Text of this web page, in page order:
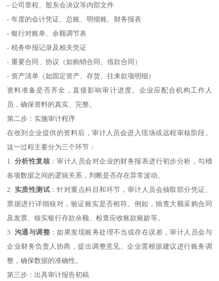
- 公司章程、股东会决议等内部文件
- 年度的会计凭证、总账、明细账、财务报表
- 银行对账单、余额调节表
- 税务申报记录及相关凭证
- 重要合同、协议（如购销合同、借款合同）
- 资产清单（如固定资产、存货、往来款项明细）
资料准备是否齐全，直接影响审计进度。企业应配合机构工作人
员，确保资料的真实、完整。
第二步：实施审计程序
在收到企业提供的资料后，审计人员会进入现场或远程审核阶段。
这一过程主要分为三个环节：
1. 分析性复核 ：审计人员会对企业的财务报表进行初步分析，勾稽
各项数据之间的逻辑关系，判断是否存在异常波动。
2. 实质性测试 ：针对重点科目和环节，审计人员会抽取部分凭证、
票据进行详细核对，验证账实是否相符。例如，抽查大额采购合同
及发票、核实银行存款余额、检查应收账款账龄等。
3. 沟通与调整 ：如果发现账务处理不当或存在误差，审计人员会与
企业财务负责人协商，提出调整意见。企业需根据建议进行账务调
整，确保数据的准确性。
第三步：出具审计报告初稿